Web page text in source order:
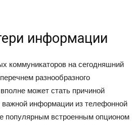
информации
коммуникаторов на сегодняшний
разнообразного
может стать причиной
информации из телефонной
популярным встроенным опционом